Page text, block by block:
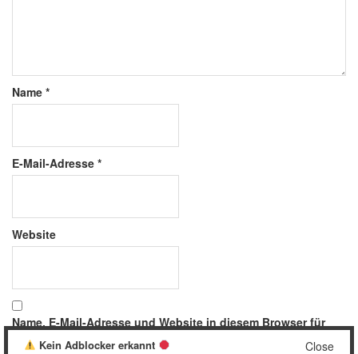
Name *
E-Mail-Adresse *
Website
Name, E-Mail-Adresse und Website in diesem Browser für
meinen nächsten Kommentar speichern.
Close
Kein Adblocker erkannt